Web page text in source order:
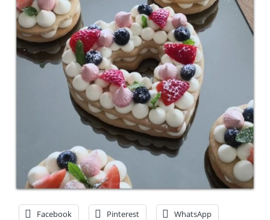
Facebook Pinterest WhatsApp